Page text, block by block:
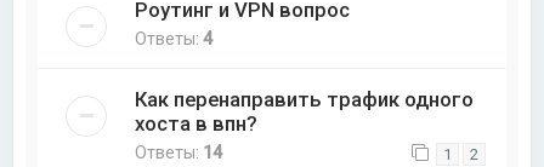
Роутинг и VPN вопрос
Ответы:4
Как перенаправить трафик одного
хоста в впн?
Ответы: 14 1 2